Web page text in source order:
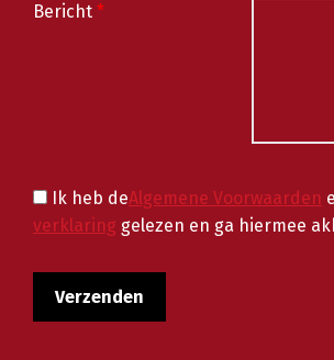
Bericht *
Ik heb deAlgemene Voorwaarden
verklaring gelezen en ga hiermee